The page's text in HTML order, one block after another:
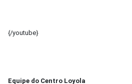
{/youtube}
Equipe do Centro Loyola